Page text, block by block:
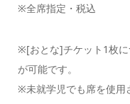
※全席指定・税込
※[おとな]チケット1枚
が可能です。
※未就学児でも席を使用